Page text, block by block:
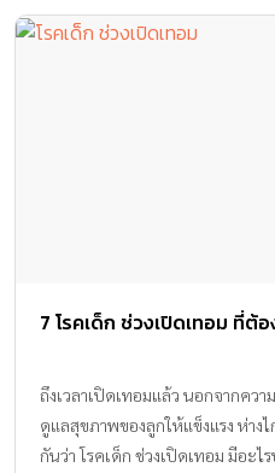
7 โรคเด็ก ช่วงเปิดเทอม ที่ต้อ
ถึงเวลาเปิดเทอมแล้ว นอกจากควา
ดูแลสุขภาพของลูกให้แข็งแรง ห่าง
กันว่า โรคเด็ก ช่วงเปิดเทอม มีอะไร